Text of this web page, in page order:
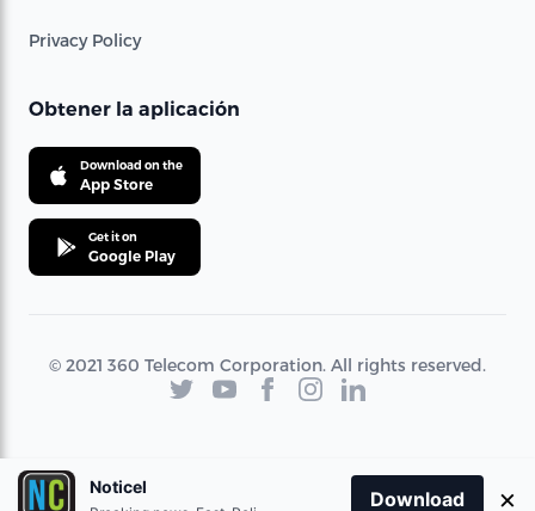
Privacy Policy
Obtener la aplicación
Download on the
App Store
Get it on
Google Play
© 2021 360 Telecom Corporation. All rights reserved.
Noticel
Download ×